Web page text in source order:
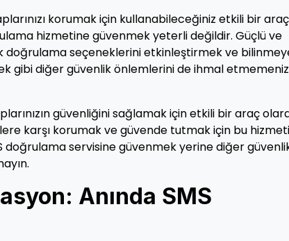
korumak için kullanabileceğiniz etkili bir
hizmetine güvenmek yeterli değildir. Güçlü ve
doğrulama seçeneklerini etkinleştirmek ve
gibi diğer güvenlik önlemlerini de ihmal etmemeniz
güvenliğini sağlamak için etkili bir araç
karşı korumak ve güvende tutmak için bu hizmeti
doğrulama servisine güvenmek yerine diğer
Anında SMS